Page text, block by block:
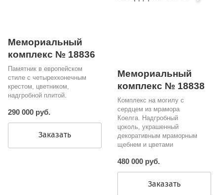
Мемориальный
комплекс № 18836
Памятник в европейском
стиле с четырехконечным
крестом, цветником,
надгробной плитой.
290 000 руб.
Заказать
Мемориальный
комплекс № 18838
Комплекс на могилу с
сердцем из мрамора
Коелга. Надгробный
цоколь, украшенный
декоративным мраморным
щебнем и цветами
480 000 руб.
Заказать